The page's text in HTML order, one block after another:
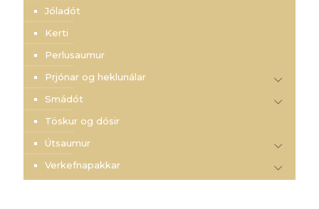
Jóladót
Kerti
Perlusaumur
Prjónar og heklunálar
Smádót
Töskur og dósir
Útsaumur
Verkefnapakkar